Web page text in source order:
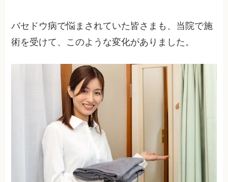
バセドウ病で悩まされていた皆さまも、当院で施
術を受けて、このような変化がありました。